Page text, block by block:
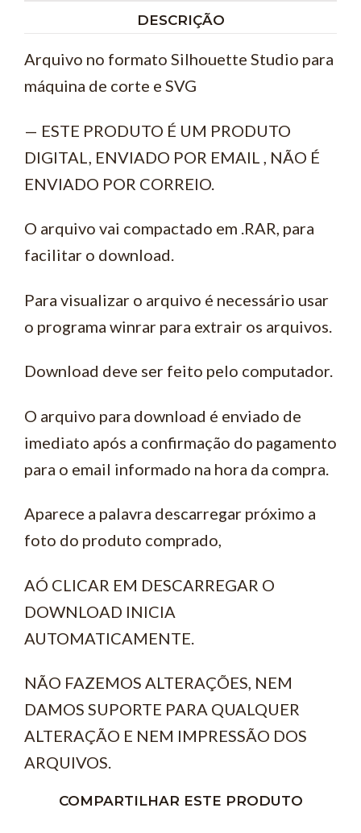
DESCRIÇÃO
Arquivo no formato Silhouette Studio para
máquina de corte e SVG
— ESTE PRODUTO É UM PRODUTO
DIGITAL, ENVIADO POR EMAIL , NÃO É
ENVIADO POR CORREIO.
O arquivo vai compactado em .RAR, para
facilitar o download.
Para visualizar o arquivo é necessário usar
o programa winrar para extrair os arquivos.
Download deve ser feito pelo computador.
O arquivo para download é enviado de
imediato após a confirmação do pagamento
para o email informado na hora da compra.
Aparece a palavra descarregar próximo a
foto do produto comprado,
AÓ CLICAR EM DESCARREGAR O
DOWNLOAD INICIA
AUTOMATICAMENTE.
NÃO FAZEMOS ALTERAÇÕES, NEM
DAMOS SUPORTE PARA QUALQUER
ALTERAÇÃO E NEM IMPRESSÃO DOS
ARQUIVOS.
COMPARTILHAR ESTE PRODUTO